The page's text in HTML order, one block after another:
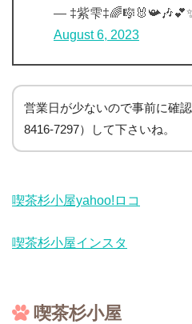
— ‡紫雫
August 6, 2023
営業日が少ないので事前に確
8416-7297）して下さいね。
喫茶杉小屋yahoo!ロコ
喫茶杉小屋インスタ
喫茶杉小屋